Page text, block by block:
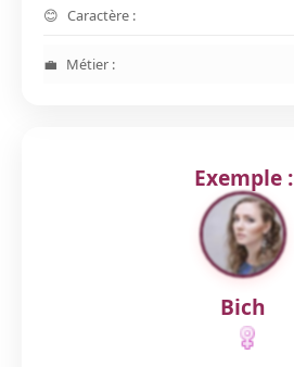
Caractère :
Métier :
Exemple :
Bich